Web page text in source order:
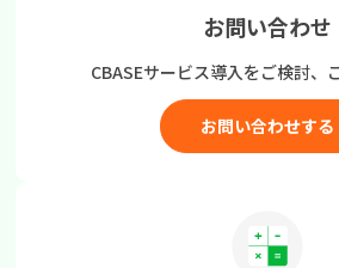
お問い合わせ
CBASEサービス導入をご検討、
お問い合わせする